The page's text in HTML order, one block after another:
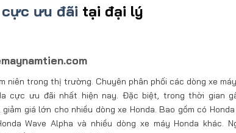
cực ưu đãi tại đại lý
trong thị trường. Chuyên phân phối các dòng xe
cực ưu đãi nhất hiện nay. Đặc biệt, trong thời gian
giá lớn cho nhiều dòng xe Honda. Bao gồm có Honda
Wave Alpha và nhiều dòng xe máy Honda khác.